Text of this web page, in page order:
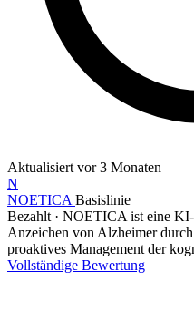
Aktualisiert vor 3 Monaten
N
NOETICA Basislinie
Bezahlt · NOETICA ist eine KI-
Anzeichen von Alzheimer
proaktives Management der
Vollständige Bewertung